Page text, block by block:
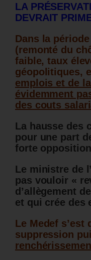
LA
DEVRAIT
Dans la
(remonté du
faible, taux
géopolitiques,
emplois et de
évidemment
des couts
La hausse des
pour une part
forte
Le ministre de
pas vouloir «
d’allègement
et qui crée
Le Medef s’est
suppression